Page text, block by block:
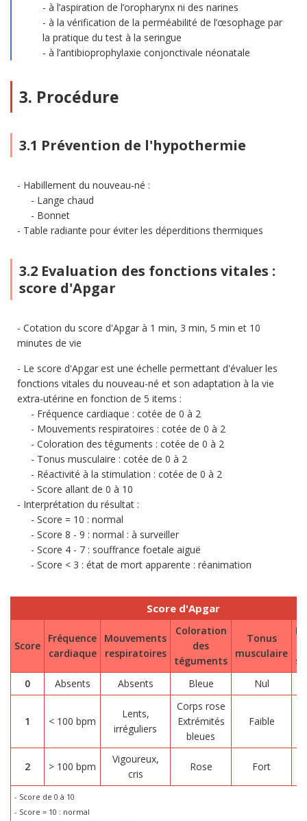
à l’aspiration de l’oropharynx ni des narines
à la vérification de la perméabilité de l’œsophage par
la pratique du test à la seringue
à l’antibioprophylaxie conjonctivale néonatale
3. Procédure
3.1 Prévention de l'hypothermie
Habillement du nouveau-né :
Lange chaud
Bonnet
Table radiante pour éviter les déperditions thermiques
3.2 Evaluation des fonctions vitales :
score d'Apgar
Cotation du score d'Apgar à 1 min, 3 min, 5 min et 10
minutes de vie
Le score d'Apgar est une échelle permettant d'évaluer les
fonctions vitales du nouveau-né et son adaptation à la vie
extra-utérine en fonction de 5 items :
Fréquence cardiaque : cotée de 0 à 2
Mouvements respiratoires : cotée de 0 à 2
Coloration des téguments : cotée de 0 à 2
Tonus musculaire : cotée de 0 à 2
Réactivité à la stimulation : cotée de 0 à 2
Score allant de 0 à 10
Interprétation du résultat :
Score = 10 : normal
Score 8 - 9 : normal : à surveiller
Score 4 - 7 : souffrance foetale aiguë
Score < 3 : état de mort apparente : réanimation
Score d'Apgar
Score
Fréquence
cardiaque
Mouvements
respiratoires
Coloration
des
téguments
Tonus
musculaire
0
Absents Absents Bleue Nul
1 < 100 bpm
Lents,
irréguliers
Corps rose
Extrémités
bleues
Faible
2 > 100 bpm
Vigoureux,
cris
Rose Fort
- Score de 0 à 10
- Score = 10 : normal